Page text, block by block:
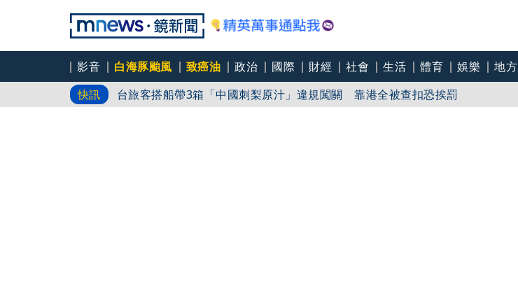
影音 白海豚颱風 致癌油 政治 國際 財經 社會 生活 體育 娛樂 地方
快訊
白海豚直衝中國？！ 暴風圈恐削北部陸地！
台旅客搭船帶3箱「中國刺梨原汁」違規闖關 靠港全被查扣恐挨罰